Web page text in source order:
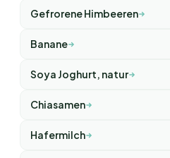
Gefrorene Himbeeren
Banane
Soya Joghurt, natur
Chiasamen
Hafermilch